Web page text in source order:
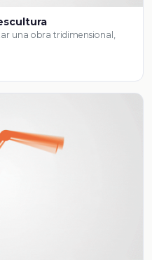
una obra tridimensional,